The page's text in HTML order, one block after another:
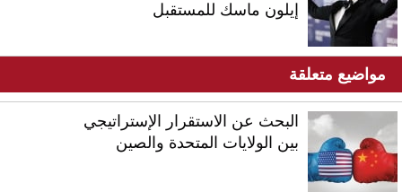
إيلون ماسك للمستقبل
مواضيع متعلقة
البحث عن الاستقرار الإستراتيجي
بين الولايات المتحدة والصين